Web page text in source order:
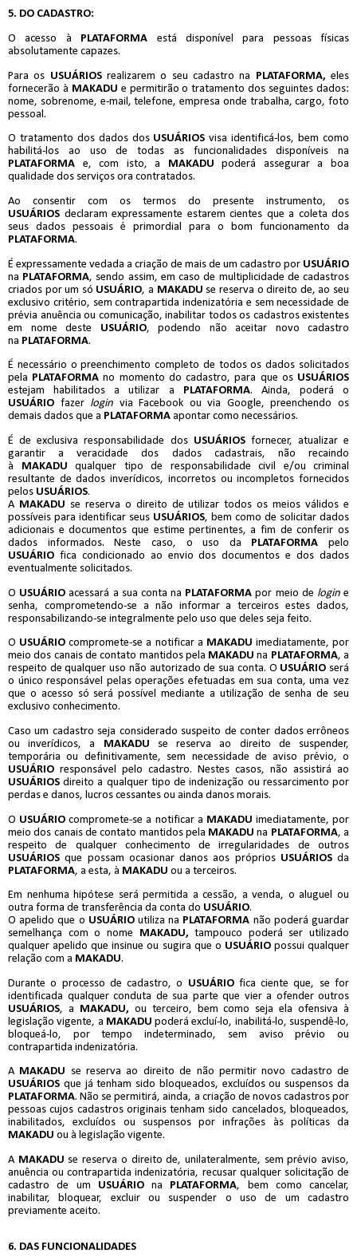
5. DO CADASTRO:
O acesso à PLATAFORMA está disponível para pessoas físicas
absolutamente capazes.
Para os USUÁRIOSrealizarem o seu cadastro na PLATAFORMA,eles
fornecerão à MAKADU e permitirão o tratamento dos seguintes dados:
nome, sobrenome, e-mail, telefone, empresa onde trabalha, cargo, foto
pessoal.
O tratamento dos dados dos USUÁRIOS visa identificá-los, bem como
habilitá-los ao uso de todas as funcionalidades disponíveis na
PLATAFORMA e, com isto, a MAKADU poderá assegurar a boa
qualidade dos serviços ora contratados.
Ao consentir com os termos do presente instrumento, os
USUÁRIOS declaram expressamente estarem cientes que a coleta dos
seus dados pessoais é primordial para o bom funcionamento da
PLATAFORMA.
É expressamente vedada a criação de mais de um cadastro por USUÁRIO
na PLATAFORMA, sendo assim, em caso de multiplicidade de cadastros
criados por um só USUÁRIO, a MAKADU se reserva o direito de, ao seu
exclusivo critério, sem contrapartida indenizatória e sem necessidade de
prévia anuência ou comunicação, inabilitar todos os cadastros existentes
em nome deste USUÁRIO, podendo não aceitar novo cadastro
na PLATAFORMA.
É necessário o preenchimento completo de todos os dados solicitados
pela PLATAFORMA no momento do cadastro, para que os USUÁRIOS
estejam habilitados a utilizar a PLATAFORMA. Ainda, poderá o
USUÁRIO fazer login via Facebook ou via Google, preenchendo os
demais dados que a PLATAFORMA apontar como necessários.
É de exclusiva responsabilidade dos USUÁRIOS fornecer, atualizar e
garantir a veracidade dos dados cadastrais, não recaindo
à MAKADU qualquer tipo de responsabilidade civil e/ou criminal
resultante de dados inverídicos, incorretos ou incompletos fornecidos
pelos USUÁRIOS.
AMAKADU se reserva o direito de utilizar todos os meios válidos e
possíveis para identificar seus USUÁRIOS, bem como de solicitar dados
adicionais e documentos que estime pertinentes, a fim de conferir os
dados informados. Neste caso, o uso da PLATAFORMA pelo
USUÁRIO fica condicionado ao envio dos documentos e dos dados
eventualmente solicitados.
O USUÁRIO acessará a sua conta na PLATAFORMA por meio de logine
senha, comprometendo-se a não informar a terceiros estes dados,
responsabilizando-se integralmente pelo uso que deles seja feito.
O USUÁRIO compromete-se a notificar a MAKADU imediatamente, por
meio dos canais de contato mantidos pela MAKADU na PLATAFORMA, a
respeito de qualquer uso não autorizado de sua conta. O USUÁRIO será
o único responsável pelas operações efetuadas em sua conta, uma vez
que o acesso só será possível mediante a utilização de senha de seu
exclusivo conhecimento.
Caso um cadastro seja considerado suspeito de conter dados errôneos
ou inverídicos, a MAKADU se reserva ao direito de suspender,
temporária ou definitivamente, sem necessidade de aviso prévio, o
USUÁRIO responsável pelo cadastro. Nestes casos, não assistirá ao
USUÁRIOS direito a qualquer tipo de indenização ou ressarcimento por
perdas e danos, lucros cessantes ou ainda danos morais.
O USUÁRIO compromete-se a notificar a MAKADU imediatamente, por
meio dos canais de contato mantidos pela MAKADU na PLATAFORMA, a
respeito de qualquer conhecimento de irregularidades de outros
USUÁRIOS que possam ocasionar danos aos próprios USUÁRIOSda
PLATAFORMA, a esta, à MAKADU ou a terceiros.
Em nenhuma hipótese será permitida a cessão, a venda, o aluguel ou
outra forma de transferência da conta do USUÁRIO.
O apelido que o USUÁRIOutiliza na PLATAFORMA não poderá guardar
semelhança com o nome MAKADU,tampouco poderá ser utilizado
qualquer apelido que insinue ou sugira que o USUÁRIOpossui qualquer
relação com a MAKADU.
Durante o processo de cadastro, o USUÁRIOfica ciente que, se for
identificada qualquer conduta de sua parte que vier a ofender outros
USUÁRIOS, a MAKADU, ou terceiro, bem como seja ela ofensiva à
legislação vigente, a MAKADU poderá excluí-lo, inabilitá-lo, suspendê-lo,
bloqueá-lo, por tempo indeterminado, sem aviso prévio ou
contrapartida indenizatória.
A MAKADU se reserva ao direito de não permitir novo cadastro de
USUÁRIOS que já tenham sido bloqueados, excluídos ou suspensos da
PLATAFORMA. Não se permitirá, ainda, a criação de novos cadastros por
pessoas cujos cadastros originais tenham sido cancelados, bloqueados,
inabilitados, excluídos ou suspensos por infrações às políticas da
MAKADU ou à legislação vigente.
A MAKADU se reserva o direito de, unilateralmente, sem prévio aviso,
anuência ou contrapartida indenizatória, recusar qualquer solicitação de
cadastro de um USUÁRIOna PLATAFORMA, bem como cancelar,
inabilitar, bloquear, excluir ou suspender o uso de um cadastro
previamente aceito.
6. DAS FUNCIONALIDADES